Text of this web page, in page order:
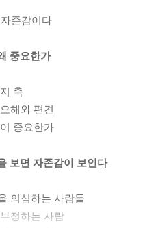
존감이다
중요한가
축
해와 편견
중요한가
보면 자존감이 보인다
의심하는 사람들
정하는 사람